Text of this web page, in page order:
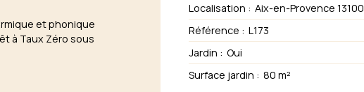
et phonique
à Taux Zéro sous
Localisation : Aix-en-Provence 13100
Référence : L173
Jardin : Oui
Surface jardin : 80 m²